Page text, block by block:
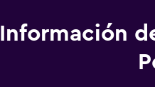
Información